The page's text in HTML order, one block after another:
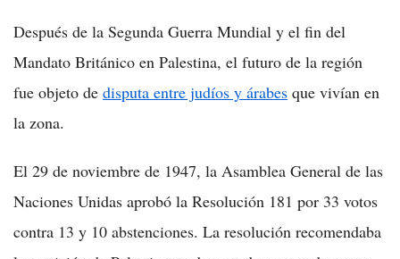
Después de la Segunda Guerra Mundial y el fin del
Mandato Británico en Palestina, el futuro de la región
fue objeto de disputa entre judíos y árabes que vivían en
la zona.
El 29 de noviembre de 1947, la Asamblea General de las
Naciones Unidas aprobó la Resolución 181 por 33 votos
contra 13 y 10 abstenciones. La resolución recomendaba